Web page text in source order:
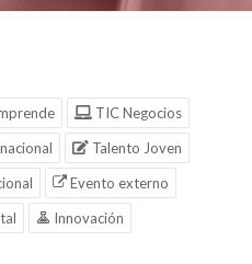
TIC Negocios
Talento Joven
Evento externo
Innovación